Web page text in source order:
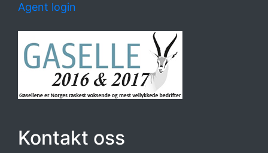
Agent login
Kontakt oss